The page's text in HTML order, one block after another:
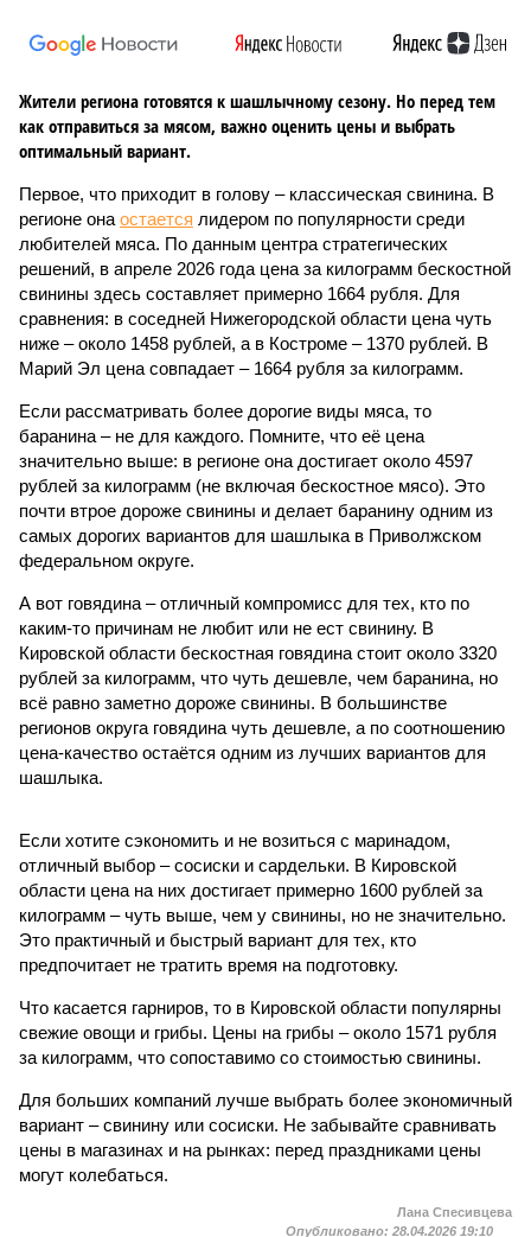
Жители региона готовятся к шашлычному сезону. Но перед тем
как отправиться за мясом, важно оценить цены и выбрать
оптимальный вариант.
Первое, что приходит в голову – классическая свинина. В
регионе она остается лидером по популярности среди
любителей мяса. По данным центра стратегических
решений, в апреле 2026 года цена за килограмм бескостной
свинины здесь составляет примерно 1664 рубля. Для
сравнения: в соседней Нижегородской области цена чуть
ниже – около 1458 рублей, а в Костроме – 1370 рублей. В
Марий Эл цена совпадает – 1664 рубля за килограмм.
Если рассматривать более дорогие виды мяса, то
баранина – не для каждого. Помните, что её цена
значительно выше: в регионе она достигает около 4597
рублей за килограмм (не включая бескостное мясо). Это
почти втрое дороже свинины и делает баранину одним из
самых дорогих вариантов для шашлыка в Приволжском
федеральном округе.
А вот говядина – отличный компромисс для тех, кто по
каким-то причинам не любит или не ест свинину. В
Кировской области бескостная говядина стоит около 3320
рублей за килограмм, что чуть дешевле, чем баранина, но
всё равно заметно дороже свинины. В большинстве
регионов округа говядина чуть дешевле, а по соотношению
цена-качество остаётся одним из лучших вариантов для
шашлыка.
Если хотите сэкономить и не возиться с маринадом,
отличный выбор – сосиски и сардельки. В Кировской
области цена на них достигает примерно 1600 рублей за
килограмм – чуть выше, чем у свинины, но не значительно.
Это практичный и быстрый вариант для тех, кто
предпочитает не тратить время на подготовку.
Что касается гарниров, то в Кировской области популярны
свежие овощи и грибы. Цены на грибы – около 1571 рубля
за килограмм, что сопоставимо со стоимостью свинины.
Для больших компаний лучше выбрать более экономичный
вариант – свинину или сосиски. Не забывайте сравнивать
цены в магазинах и на рынках: перед праздниками цены
могут колебаться.
Лана Спесивцева
Опубликовано: 28.04.2026 19:10